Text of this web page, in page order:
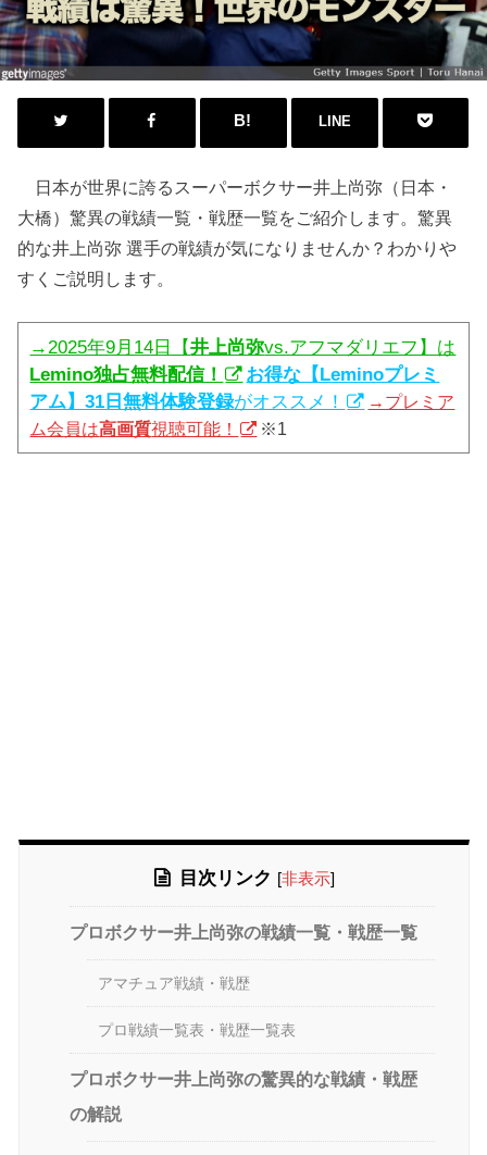
LINE
日本が世界に誇るスーパーボクサー井上尚弥（日本・
大橋）驚異の戦績一覧・戦歴一覧をご紹介します。驚異
的な井上尚弥 選手の戦績が気になりませんか？わかりや
すくご説明します。
→2025年9月14日【井上尚弥vs.アフマダリエフ】は
Lemino独占無料配信！
お得な【Leminoプレミ
アム】31日無料体験登録がオススメ！
→プレミア
ム会員は高画質視聴可能！ ※1
目次リンク [非表示]
プロボクサー井上尚弥の戦績一覧・戦歴一覧
アマチュア戦績・戦歴
プロ戦績一覧表・戦歴一覧表
プロボクサー井上尚弥の驚異的な戦績・戦歴
の解説